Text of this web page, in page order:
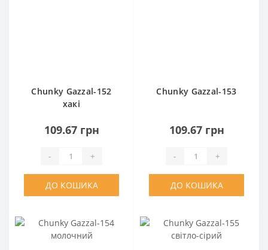
Chunky Gazzal-152
хакі
109.67 грн
- +
ДО КОШИКА
Chunky Gazzal-153
109.67 грн
- +
ДО КОШИКА